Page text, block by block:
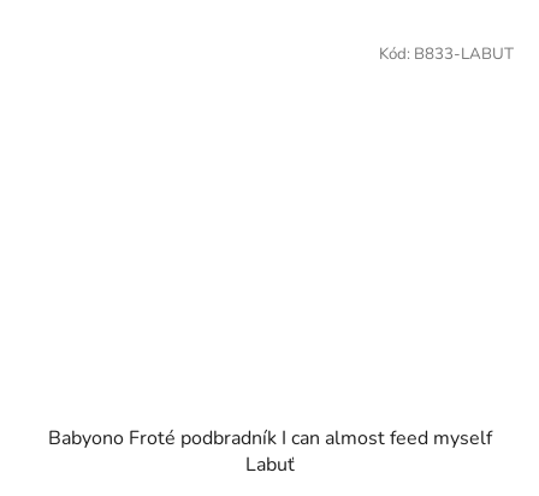
Babyono Froté podbradník I can almost feed myself
Labuť
Kód: B833-LABUT